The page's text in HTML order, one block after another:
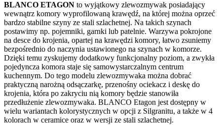
BLANCO ETAGON to wyjątkowy zlewozmywak posiadający
wewnątrz komory wyprofilowaną krawędź, na której można oprzeć
bardzo stabilne szyny ze stali szlachetnej. Na takich szynach
postawimy np. pojemniki, garnki lub patelnie. Warzywa pokrojone
na desce do krojenia, opartej na krawędzi komory, łatwo zsuniemy
bezpośrednio do naczynia ustawionego na szynach w komorze.
Dzięki temu zyskujemy dodatkowy funkcjonalny poziom, a zwykła
pojedyncza komora staje się samowystarczalnym centrum
kuchennym. Do tego modelu zlewozmywaka można dobrać
praktyczną narożną odsączarkę, przenośny ociekacz i deskę do
krojenia, która po zakryciu nią komory będzie stanowiła
przedłużenie zlewozmywaka. BLANCO Etagon jest dostępny w
wielu wariantach kolorystycznych w opcji z Silgranitu, a także w 4
kolorach w ceramice oraz w wersji ze stali szlachetnej.